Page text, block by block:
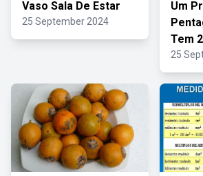
Vaso Sala De Estar
25 September 2024
Um
Tem
25